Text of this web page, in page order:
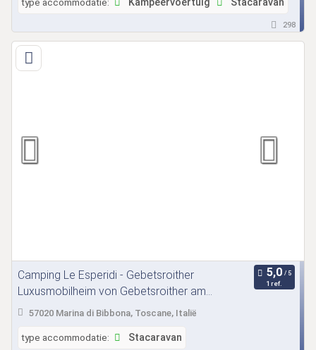
298
Camping Le Esperidi - Gebetsroither
Luxusmobilheim von Gebetsroither am
Camping Le Esperidi
1 ref.
57020 Marina di Bibbona, Toscane, Italië
type accommodatie: Stacaravan